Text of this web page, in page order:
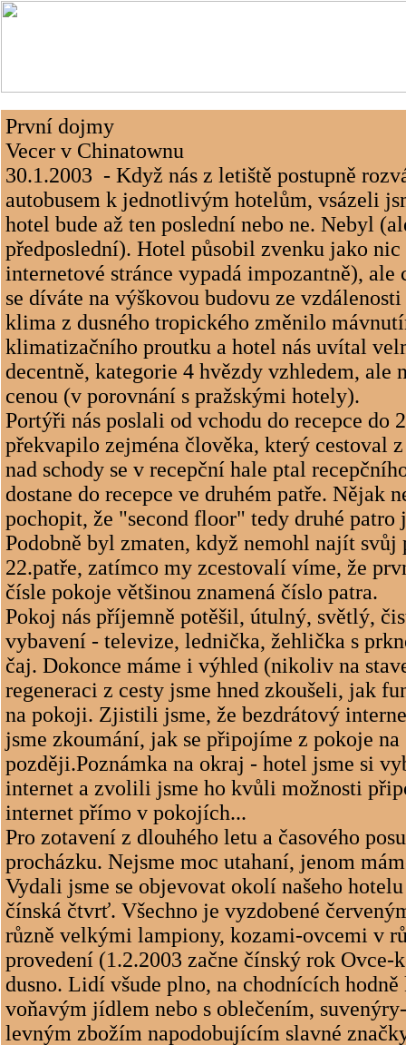
První dojmy
Vecer v Chinatownu
30.1.2003 - Když nás z letiště postupně
autobusem k jednotlivým hotelům, vsázeli
hotel bude až ten poslední nebo ne. Nebyl
předposlední). Hotel působil zvenku jako nic
internetové stránce vypadá impozantně), ale
se díváte na výškovou budovu ze
klima z dusného tropického změnilo
klimatizačního proutku a hotel nás uvítal
decentně, kategorie 4 hvězdy vzhledem, ale
cenou (v porovnání s pražskými hotely).
Portýři nás poslali od vchodu do recepce do
překvapilo zejména člověka, který cestoval
nad schody se v recepční hale ptal
dostane do recepce ve druhém patře. Nějak
pochopit, že "second floor" tedy druhé patro
Podobně byl zmaten, když nemohl najít svůj
22.patře, zatímco my zcestovalí víme, že
čísle pokoje většinou znamená číslo patra.
Pokoj nás příjemně potěšil, útulný, světlý,
vybavení - televize, lednička, žehlička s
čaj. Dokonce máme i výhled (nikoliv na
regeneraci z cesty jsme hned zkoušeli, jak
na pokoji. Zjistili jsme, že bezdrátový
jsme zkoumání, jak se připojíme z pokoje
později.Poznámka na okraj - hotel jsme si
internet a zvolili jsme ho kvůli možnosti
internet přímo v pokojích...
Pro zotavení z dlouhého letu a časového
procházku. Nejsme moc utahaní, jenom
Vydali jsme se objevovat okolí našeho
čínská čtvrť. Všechno je vyzdobené
různě velkými lampiony, kozami-ovcemi v
provedení (1.2.2003 začne čínský rok Ovce-
dusno. Lidí všude plno, na chodnících
voňavým jídlem nebo s oblečením,
levným zbožím napodobujícím slavné